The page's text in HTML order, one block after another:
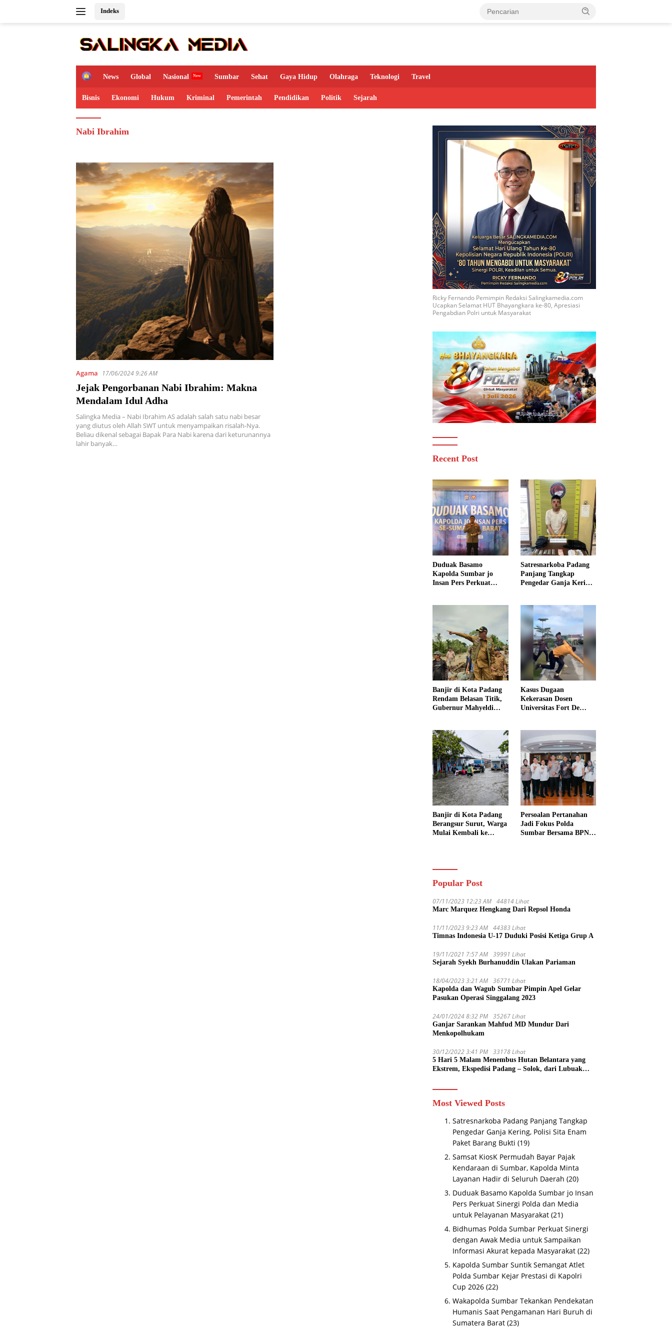
Indeks
H
m
e
News Global Nasional Sumbar Sehat Gaya Hidup Olahraga Teknologi Travel
Bisnis Ekonomi Hukum Kriminal Pemerintah Pendidikan Politik Sejarah
Nabi Ibrahim
Agama 17/06/2024 9:26 AM
Jejak Pengorbanan Nabi Ibrahim: Makna
Mendalam Idul Adha
Salingka Media – Nabi Ibrahim AS adalah salah satu nabi besar
yang diutus oleh Allah SWT untuk menyampaikan risalah-Nya.
Beliau dikenal sebagai Bapak Para Nabi karena dari keturunannya
lahir banyak…
Ricky Fernando Pemimpin Redaksi Salingkamedia.com
Ucapkan Selamat HUT Bhayangkara ke-80, Apresiasi
Pengabdian Polri untuk Masyarakat
Recent Post
Duduak Basamo
Kapolda Sumbar jo
Insan Pers Perkuat
Satresnarkoba Padang
Panjang Tangkap
Pengedar Ganja Kering,
Banjir di Kota Padang
Rendam Belasan Titik,
Gubernur Mahyeldi
Kasus Dugaan
Kekerasan Dosen
Universitas Fort De
Hukum Minta AG
Segera Ditangkap
Banjir di Kota Padang
Berangsur Surut, Warga
Mulai Kembali ke
Persoalan Pertanahan
Jadi Fokus Polda
Sumbar Bersama BPN
Popular Post
07/11/2023 12:23 AM 44814 Lihat
Marc Marquez Hengkang Dari Repsol Honda
11/11/2023 9:23 AM 44383 Lihat
Timnas Indonesia U-17 Duduki Posisi Ketiga Grup A
19/11/2021 7:57 AM 39991 Lihat
Sejarah Syekh Burhanuddin Ulakan Pariaman
18/04/2023 3:21 AM 36771 Lihat
Kapolda dan Wagub Sumbar Pimpin Apel Gelar
Pasukan Operasi Singgalang 2023
24/01/2024 8:32 PM 35267 Lihat
Ganjar Sarankan Mahfud MD Mundur Dari
Menkopolhukam
30/12/2022 3:41 PM 33178 Lihat
5 Hari 5 Malam Menembus Hutan Belantara yang
Ekstrem, Ekspedisi Padang – Solok, dari Lubuak
Most Viewed Posts
Satresnarkoba Padang Panjang Tangkap
Pengedar Ganja Kering, Polisi Sita Enam
Paket Barang Bukti (19)
Samsat KiosK Permudah Bayar Pajak
Kendaraan di Sumbar, Kapolda Minta
Layanan Hadir di Seluruh Daerah (20)
Duduak Basamo Kapolda Sumbar jo Insan
Pers Perkuat Sinergi Polda dan Media
untuk Pelayanan Masyarakat (21)
Bidhumas Polda Sumbar Perkuat Sinergi
dengan Awak Media untuk Sampaikan
Informasi Akurat kepada Masyarakat (22)
Kapolda Sumbar Suntik Semangat Atlet
Polda Sumbar Kejar Prestasi di Kapolri
Cup 2026 (22)
Wakapolda Sumbar Tekankan Pendekatan
Humanis Saat Pengamanan Hari Buruh di
Sumatera Barat (23)